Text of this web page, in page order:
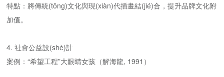
特點：將傳統(tǒng)文化與現(xiàn)代插畫結(jié)合，提升品牌文化附
加值。
4. 社會公益設(shè)計
案例：“希望工程”大眼睛女孩（解海龍, 1991）